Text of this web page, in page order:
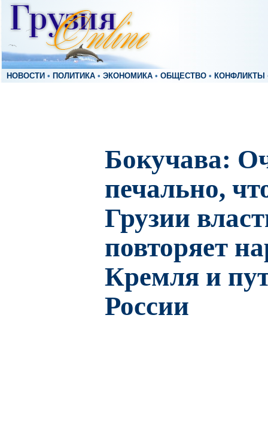
НОВОСТИ • ПОЛИТИКА • ЭКОНОМИКА • ОБЩЕСТВО • КОНФЛИКТЫ
Бокучава:
печально,
Грузии
повторяет
Кремля и
России